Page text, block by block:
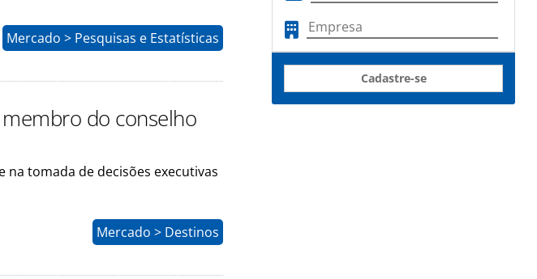
Mercado > Pesquisas e Estatísticas
do conselho
tomada de decisões executivas
Mercado > Destinos
Cadastre-se